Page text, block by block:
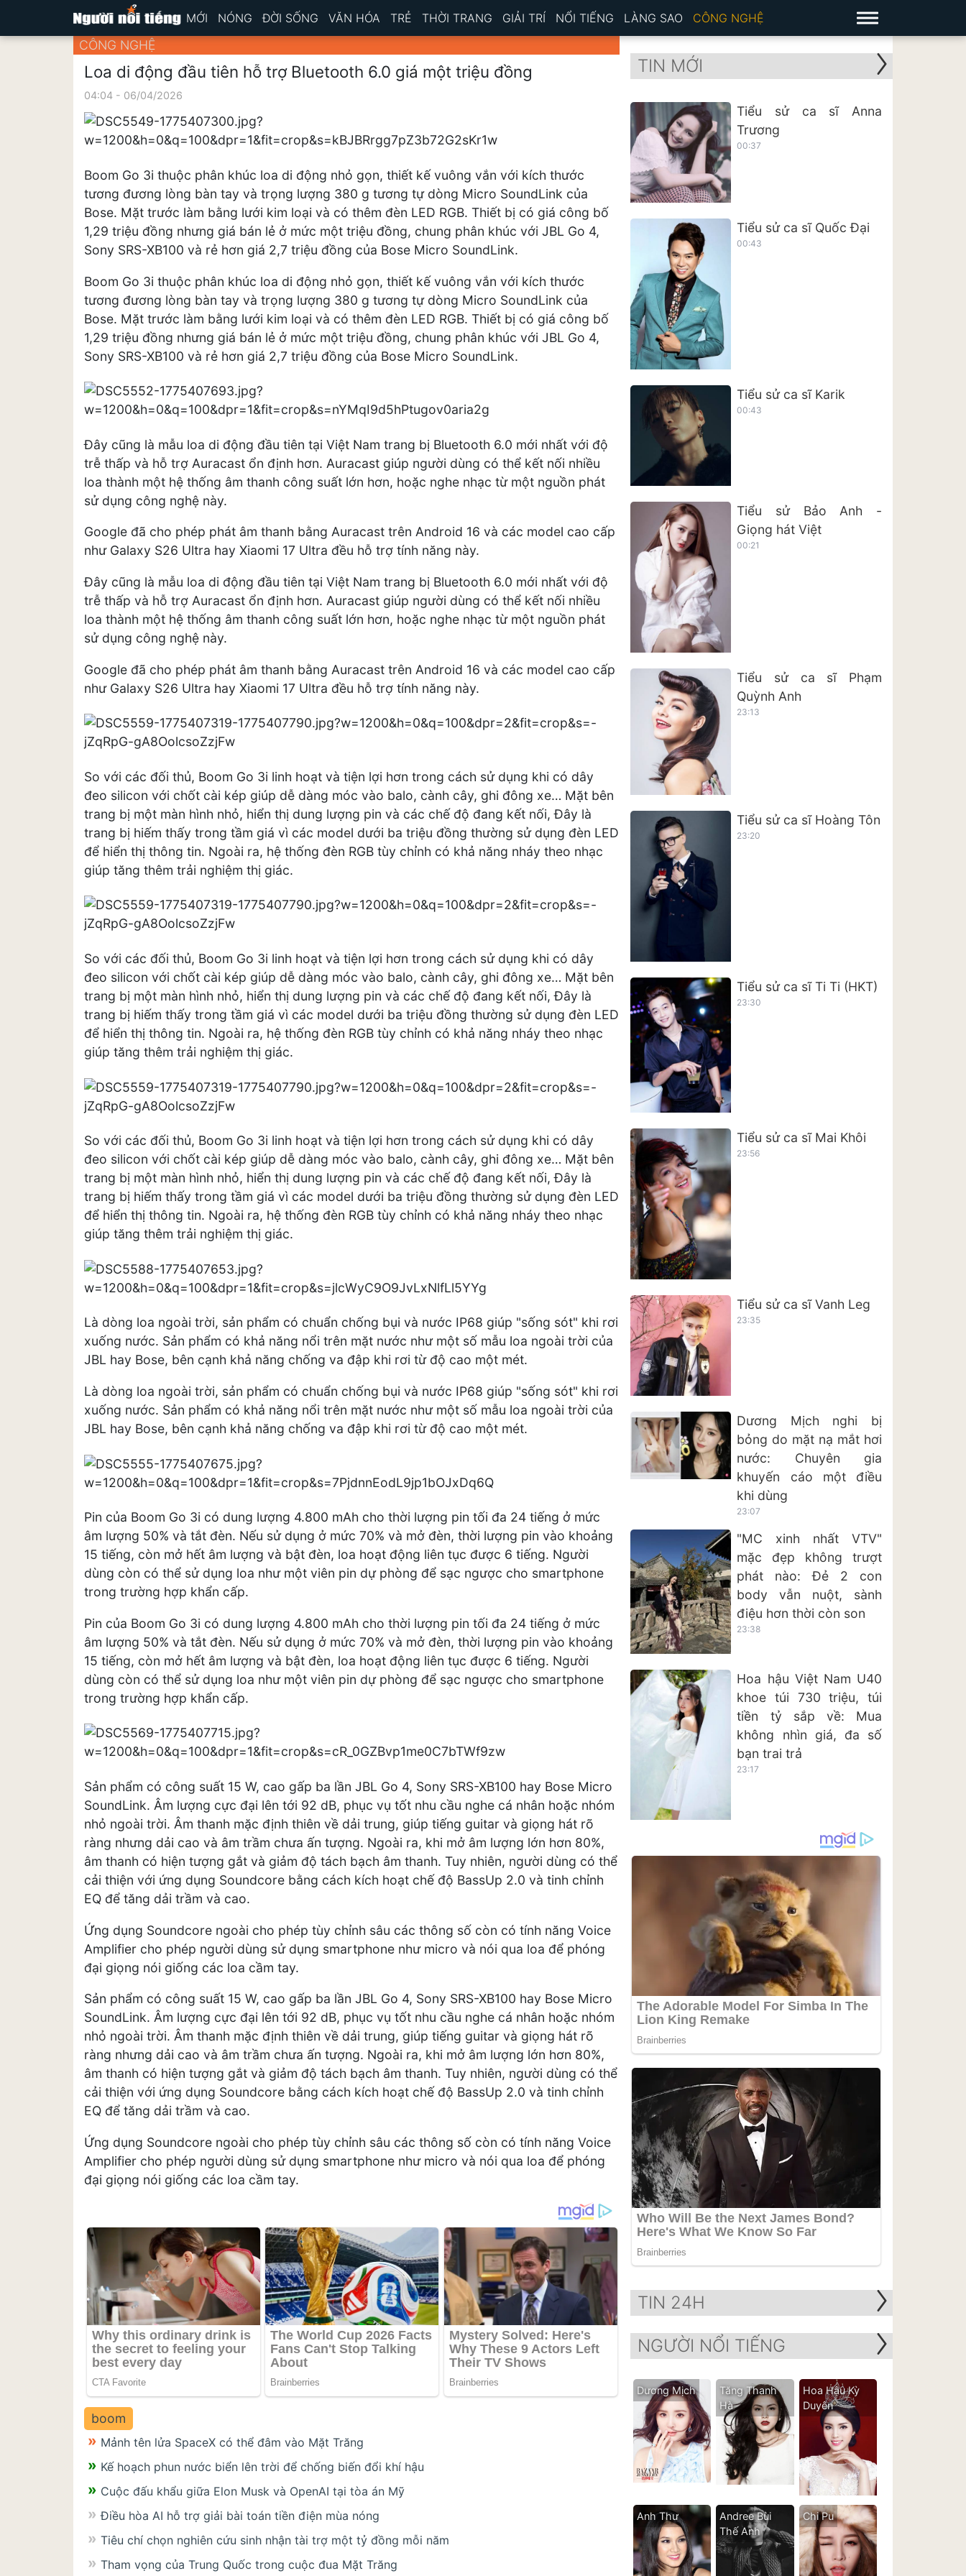
MỚI NÓNG ĐỜI SỐNG VĂN HÓA TRẺ THỜI TRANG GIẢI TRÍ NỔI TIẾNG LÀNG SAO CÔNG NGHỆ
CÔNG NGHỆ
Loa di động đầu tiên hỗ trợ Bluetooth 6.0 giá một triệu đồng
04:04 - 06/04/2026
Boom Go 3i thuộc phân khúc loa di động nhỏ gọn, thiết kế vuông vắn với kích thước
tương đương lòng bàn tay và trọng lượng 380 g tương tự dòng Micro SoundLink của
Bose. Mặt trước làm bằng lưới kim loại và có thêm đèn LED RGB. Thiết bị có giá công bố
1,29 triệu đồng nhưng giá bán lẻ ở mức một triệu đồng, chung phân khúc với JBL Go 4,
Sony SRS-XB100 và rẻ hơn giá 2,7 triệu đồng của Bose Micro SoundLink.
Boom Go 3i thuộc phân khúc loa di động nhỏ gọn, thiết kế vuông vắn với kích thước
tương đương lòng bàn tay và trọng lượng 380 g tương tự dòng Micro SoundLink của
Bose. Mặt trước làm bằng lưới kim loại và có thêm đèn LED RGB. Thiết bị có giá công bố
1,29 triệu đồng nhưng giá bán lẻ ở mức một triệu đồng, chung phân khúc với JBL Go 4,
Sony SRS-XB100 và rẻ hơn giá 2,7 triệu đồng của Bose Micro SoundLink.
Đây cũng là mẫu loa di động đầu tiên tại Việt Nam trang bị Bluetooth 6.0 mới nhất với độ
trễ thấp và hỗ trợ Auracast ổn định hơn. Auracast giúp người dùng có thể kết nối nhiều
loa thành một hệ thống âm thanh công suất lớn hơn, hoặc nghe nhạc từ một nguồn phát
sử dụng công nghệ này.
Google đã cho phép phát âm thanh bằng Auracast trên Android 16 và các model cao cấp
như Galaxy S26 Ultra hay Xiaomi 17 Ultra đều hỗ trợ tính năng này.
Đây cũng là mẫu loa di động đầu tiên tại Việt Nam trang bị Bluetooth 6.0 mới nhất với độ
trễ thấp và hỗ trợ Auracast ổn định hơn. Auracast giúp người dùng có thể kết nối nhiều
loa thành một hệ thống âm thanh công suất lớn hơn, hoặc nghe nhạc từ một nguồn phát
sử dụng công nghệ này.
Google đã cho phép phát âm thanh bằng Auracast trên Android 16 và các model cao cấp
như Galaxy S26 Ultra hay Xiaomi 17 Ultra đều hỗ trợ tính năng này.
So với các đối thủ, Boom Go 3i linh hoạt và tiện lợi hơn trong cách sử dụng khi có dây
đeo silicon với chốt cài kép giúp dễ dàng móc vào balo, cành cây, ghi đông xe… Mặt bên
trang bị một màn hình nhỏ, hiển thị dung lượng pin và các chế độ đang kết nối, Đây là
trang bị hiếm thấy trong tầm giá vì các model dưới ba triệu đồng thường sử dụng đèn LED
để hiển thị thông tin. Ngoài ra, hệ thống đèn RGB tùy chỉnh có khả năng nháy theo nhạc
giúp tăng thêm trải nghiệm thị giác.
So với các đối thủ, Boom Go 3i linh hoạt và tiện lợi hơn trong cách sử dụng khi có dây
đeo silicon với chốt cài kép giúp dễ dàng móc vào balo, cành cây, ghi đông xe… Mặt bên
trang bị một màn hình nhỏ, hiển thị dung lượng pin và các chế độ đang kết nối, Đây là
trang bị hiếm thấy trong tầm giá vì các model dưới ba triệu đồng thường sử dụng đèn LED
để hiển thị thông tin. Ngoài ra, hệ thống đèn RGB tùy chỉnh có khả năng nháy theo nhạc
giúp tăng thêm trải nghiệm thị giác.
So với các đối thủ, Boom Go 3i linh hoạt và tiện lợi hơn trong cách sử dụng khi có dây
đeo silicon với chốt cài kép giúp dễ dàng móc vào balo, cành cây, ghi đông xe… Mặt bên
trang bị một màn hình nhỏ, hiển thị dung lượng pin và các chế độ đang kết nối, Đây là
trang bị hiếm thấy trong tầm giá vì các model dưới ba triệu đồng thường sử dụng đèn LED
để hiển thị thông tin. Ngoài ra, hệ thống đèn RGB tùy chỉnh có khả năng nháy theo nhạc
giúp tăng thêm trải nghiệm thị giác.
Là dòng loa ngoài trời, sản phẩm có chuẩn chống bụi và nước IP68 giúp "sống sót" khi rơi
xuống nước. Sản phẩm có khả năng nổi trên mặt nước như một số mẫu loa ngoài trời của
JBL hay Bose, bên cạnh khả năng chống va đập khi rơi từ độ cao một mét.
Là dòng loa ngoài trời, sản phẩm có chuẩn chống bụi và nước IP68 giúp "sống sót" khi rơi
xuống nước. Sản phẩm có khả năng nổi trên mặt nước như một số mẫu loa ngoài trời của
JBL hay Bose, bên cạnh khả năng chống va đập khi rơi từ độ cao một mét.
Pin của Boom Go 3i có dung lượng 4.800 mAh cho thời lượng pin tối đa 24 tiếng ở mức
âm lượng 50% và tắt đèn. Nếu sử dụng ở mức 70% và mở đèn, thời lượng pin vào khoảng
15 tiếng, còn mở hết âm lượng và bật đèn, loa hoạt động liên tục được 6 tiếng. Người
dùng còn có thể sử dụng loa như một viên pin dự phòng để sạc ngược cho smartphone
trong trường hợp khẩn cấp.
Pin của Boom Go 3i có dung lượng 4.800 mAh cho thời lượng pin tối đa 24 tiếng ở mức
âm lượng 50% và tắt đèn. Nếu sử dụng ở mức 70% và mở đèn, thời lượng pin vào khoảng
15 tiếng, còn mở hết âm lượng và bật đèn, loa hoạt động liên tục được 6 tiếng. Người
dùng còn có thể sử dụng loa như một viên pin dự phòng để sạc ngược cho smartphone
trong trường hợp khẩn cấp.
Sản phẩm có công suất 15 W, cao gấp ba lần JBL Go 4, Sony SRS-XB100 hay Bose Micro
SoundLink. Âm lượng cực đại lên tới 92 dB, phục vụ tốt nhu cầu nghe cá nhân hoặc nhóm
nhỏ ngoài trời. Âm thanh mặc định thiên về dải trung, giúp tiếng guitar và giọng hát rõ
ràng nhưng dải cao và âm trầm chưa ấn tượng. Ngoài ra, khi mở âm lượng lớn hơn 80%,
âm thanh có hiện tượng gắt và giảm độ tách bạch âm thanh. Tuy nhiên, người dùng có thể
cải thiện với ứng dụng Soundcore bằng cách kích hoạt chế độ BassUp 2.0 và tinh chỉnh
EQ để tăng dải trầm và cao.
Ứng dụng Soundcore ngoài cho phép tùy chỉnh sâu các thông số còn có tính năng Voice
Amplifier cho phép người dùng sử dụng smartphone như micro và nói qua loa để phóng
đại giọng nói giống các loa cầm tay.
Sản phẩm có công suất 15 W, cao gấp ba lần JBL Go 4, Sony SRS-XB100 hay Bose Micro
SoundLink. Âm lượng cực đại lên tới 92 dB, phục vụ tốt nhu cầu nghe cá nhân hoặc nhóm
nhỏ ngoài trời. Âm thanh mặc định thiên về dải trung, giúp tiếng guitar và giọng hát rõ
ràng nhưng dải cao và âm trầm chưa ấn tượng. Ngoài ra, khi mở âm lượng lớn hơn 80%,
âm thanh có hiện tượng gắt và giảm độ tách bạch âm thanh. Tuy nhiên, người dùng có thể
cải thiện với ứng dụng Soundcore bằng cách kích hoạt chế độ BassUp 2.0 và tinh chỉnh
EQ để tăng dải trầm và cao.
Ứng dụng Soundcore ngoài cho phép tùy chỉnh sâu các thông số còn có tính năng Voice
Amplifier cho phép người dùng sử dụng smartphone như micro và nói qua loa để phóng
đại giọng nói giống các loa cầm tay.
boom
Mảnh tên lửa SpaceX có thể đâm vào Mặt Trăng
Kế hoạch phun nước biển lên trời để chống biến đổi khí hậu
Cuộc đấu khẩu giữa Elon Musk và OpenAI tại tòa án Mỹ
Điều hòa AI hỗ trợ giải bài toán tiền điện mùa nóng
Tiêu chí chọn nghiên cứu sinh nhận tài trợ một tỷ đồng mỗi năm
Tham vọng của Trung Quốc trong cuộc đua Mặt Trăng
TIN MỚI
Tiểu sử ca sĩ Anna
Trương
00:37
Tiểu sử ca sĩ Quốc Đại
00:43
Tiểu sử ca sĩ Karik
00:43
Tiểu sử Bảo Anh -
Giọng hát Việt
00:21
Tiểu sử ca sĩ Phạm
Quỳnh Anh
23:13
Tiểu sử ca sĩ Hoàng Tôn
23:20
Tiểu sử ca sĩ Ti Ti (HKT)
23:30
Tiểu sử ca sĩ Mai Khôi
23:56
Tiểu sử ca sĩ Vanh Leg
23:35
Dương Mịch nghi bị
bỏng do mặt nạ mắt hơi
nước: Chuyên gia
khuyến cáo một điều
khi dùng
23:07
"MC xinh nhất VTV"
mặc đẹp không trượt
phát nào: Đẻ 2 con
body vẫn nuột, sành
điệu hơn thời còn son
23:38
Hoa hậu Việt Nam U40
khoe túi 730 triệu, túi
tiền tỷ sắp về: Mua
không nhìn giá, đa số
bạn trai trả
23:17
TIN 24H
NGƯỜI NỔI TIẾNG
Dương Mịch
Tăng Thanh
Hà
Hoa Hậu Kỳ
Duyên
Anh Thư
Andree Bùi
Thế Anh
Chi Pu